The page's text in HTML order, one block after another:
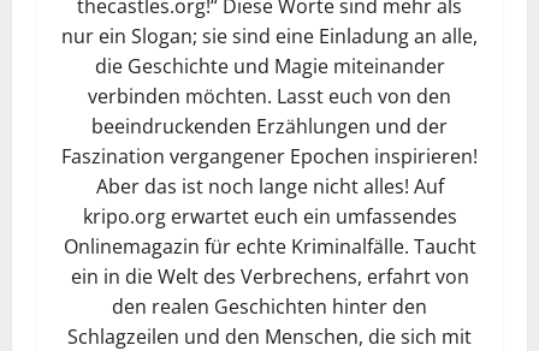
thecastles.org!“ Diese Worte sind mehr als
nur ein Slogan; sie sind eine Einladung an alle,
die Geschichte und Magie miteinander
verbinden möchten. Lasst euch von den
beeindruckenden Erzählungen und der
Faszination vergangener Epochen inspirieren!
Aber das ist noch lange nicht alles! Auf
kripo.org erwartet euch ein umfassendes
Onlinemagazin für echte Kriminalfälle. Taucht
ein in die Welt des Verbrechens, erfahrt von
den realen Geschichten hinter den
Schlagzeilen und den Menschen, die sich mit